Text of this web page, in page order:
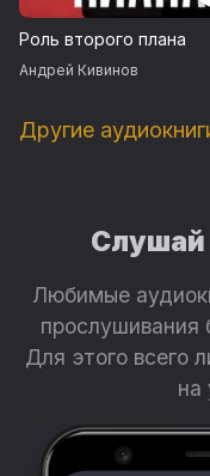
Роль второго плана
Андрей Кивинов
Другие
Слушай
Любимые
прослушивания
Для этого всего
на